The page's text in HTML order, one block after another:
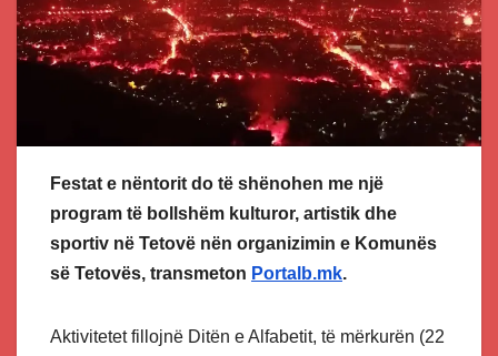
Festat e nëntorit do të shënohen me një
program të bollshëm kulturor, artistik dhe
sportiv në Tetovë nën organizimin e Komunës
së Tetovës, transmeton Portalb.mk.
Aktivitetet fillojnë Ditën e Alfabetit, të mërkurën (22